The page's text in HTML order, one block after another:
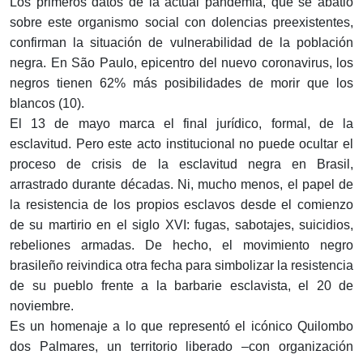
sobre este organismo social con dolencias preexistentes,
confirman la situación de vulnerabilidad de la población
negra. En São Paulo, epicentro del nuevo coronavirus, los
negros tienen 62% más posibilidades de morir que los
blancos (10).
El 13 de mayo marca el final jurídico, formal, de la
esclavitud. Pero este acto institucional no puede ocultar el
proceso de crisis de la esclavitud negra en Brasil,
arrastrado durante décadas. Ni, mucho menos, el papel de
la resistencia de los propios esclavos desde el comienzo
de su martirio en el siglo XVI: fugas, sabotajes, suicidios,
rebeliones armadas. De hecho, el movimiento negro
brasileño reivindica otra fecha para simbolizar la resistencia
de su pueblo frente a la barbarie esclavista, el 20 de
noviembre.
Es un homenaje a lo que representó el icónico Quilombo
dos Palmares, un territorio liberado –con organización